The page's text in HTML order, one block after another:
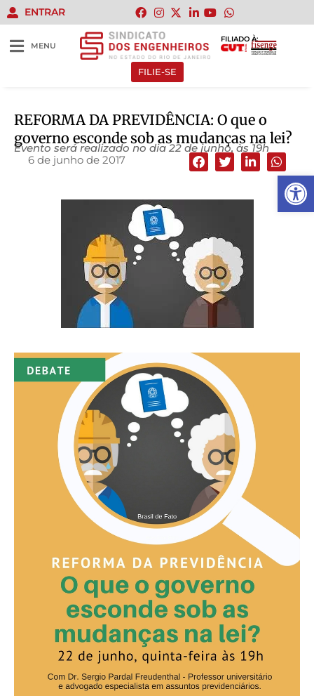
Abrir
ENTRAR
MENU
FILIADO À:
FILIE-SE
REFORMA DA PREVIDÊNCIA: O que o
governo esconde sob as mudanças na lei?
Evento será realizado no dia 22 de junho, às 19h
6 de junho de 2017